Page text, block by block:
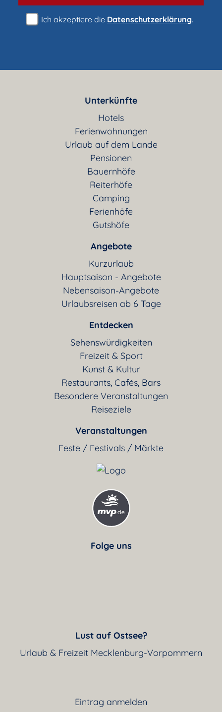
Ich akzeptiere die Datenschutzerklärung.
Unterkünfte
Hotels
Ferienwohnungen
Urlaub auf dem Lande
Pensionen
Bauernhöfe
Reiterhöfe
Camping
Ferienhöfe
Gutshöfe
Angebote
Kurzurlaub
Hauptsaison - Angebote
Nebensaison-Angebote
Urlaubsreisen ab 6 Tage
Entdecken
Sehenswürdigkeiten
Freizeit & Sport
Kunst & Kultur
Restaurants, Cafés, Bars
Besondere Veranstaltungen
Reiseziele
Veranstaltungen
Feste / Festivals / Märkte
Folge uns
Lust auf Ostsee?
Urlaub & Freizeit Mecklenburg-Vorpommern
Eintrag anmelden